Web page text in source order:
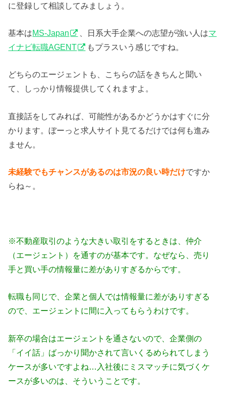
に登録して相談してみましょう。
基本はMS-Japan 、日系大手企業への志望が強い人はマ
イナビ転職AGENT
もプラスいう感じですね。
どちらのエージェントも、こちらの話をきちんと聞い
て、しっかり情報提供してくれますよ。
直接話をしてみれば、可能性があるかどうかはすぐに分
かります。ぼーっと求人サイト見てるだけでは何も進み
ません。
未経験でもチャンスがあるのは市況の良い時だけですか
らね～。
※不動産取引のような大きい取引をするときは、仲介
（エージェント）を通すのが基本です。なぜなら、売り
手と買い手の情報量に差がありすぎるからです。
転職も同じで、企業と個人では情報量に差がありすぎる
ので、エージェントに間に入ってもらうわけです。
新卒の場合はエージェントを通さないので、企業側の
「イイ話」ばっかり聞かされて言いくるめられてしまう
ケースが多いですよね…入社後にミスマッチに気づくケ
ースが多いのは、そういうことです。